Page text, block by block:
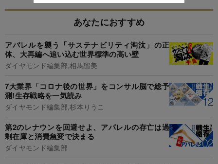
あなたにおすすめ
アパレルを襲う「サステナビリティ淘汰」の正
体、大再編へ追い込む世界標準の高い壁
ダイヤモンド編集部,相馬留美
7大業界「コロナ後の世界」をコンサル脳で総予
測!生存戦略を一気読み
ダイヤモンド編集部,杉本りうこ
第2のレナウンを回避せよ、アパレルの存亡は過
剰在庫と消費急変で決まる
ダイヤモンド編集部